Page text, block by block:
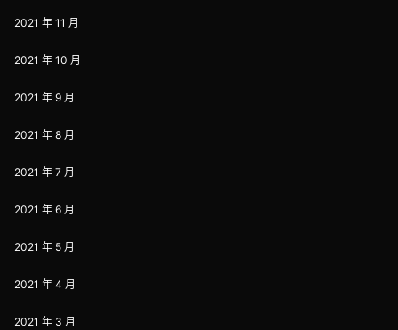
2021 年 11 月
2021 年 10 月
2021 年 9 月
2021 年 8 月
2021 年 7 月
2021 年 6 月
2021 年 5 月
2021 年 4 月
2021 年 3 月